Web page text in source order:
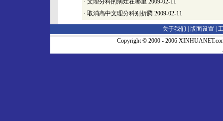
· 文理分科的病灶在哪里 2009-02-11
· 取消高中文理分科别折腾 2009-02-11
关于我们 | 版面设置
Copyright © 2000 - 2006